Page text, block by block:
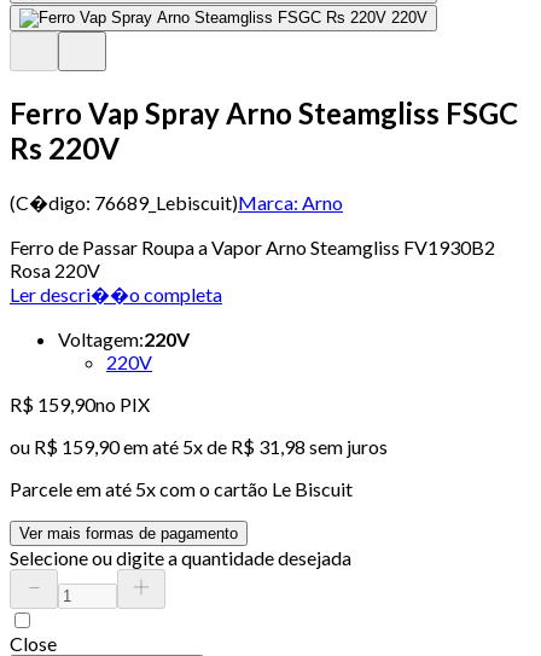
Ferro Vap Spray Arno Steamgliss FSGC
Rs 220V
(C�digo: 76689_Lebiscuit)Marca: Arno
Ferro de Passar Roupa a Vapor Arno Steamgliss FV1930B2
Rosa 220V
Ler descri��o completa
Voltagem:220V
220V
R$ 159,90no PIX
ou R$ 159,90em até 5x de R$ 31,98 sem juros
Parcele em até 5x com o cartão Le Biscuit
Ver mais formas de pagamento
Selecione ou digite a quantidade desejada
Close